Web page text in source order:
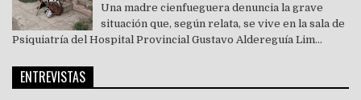
Una madre cienfueguera denuncia la grave
situación que, según relata, se vive en la sala de
Psiquiatría del Hospital Provincial Gustavo Aldereguía Lim...
ENTREVISTAS